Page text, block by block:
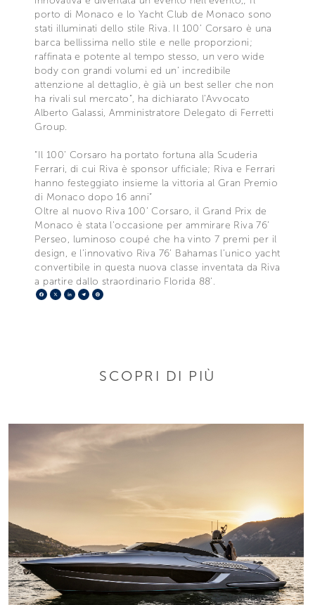
porto di Monaco e lo Yacht Club de Monaco sono
stati illuminati dello stile Riva. Il 100’ Corsaro è una
barca bellissima nello stile e nelle proporzioni;
raffinata e potente al tempo stesso, un vero wide
body con grandi volumi ed un’ incredibile
attenzione al dettaglio, è già un best seller che non
ha rivali sul mercato”, ha dichiarato l’Avvocato
Alberto Galassi, Amministratore Delegato di Ferretti
Group.
“Il 100’ Corsaro ha portato fortuna alla Scuderia
Ferrari, di cui Riva è sponsor ufficiale; Riva e Ferrari
hanno festeggiato insieme la vittoria al Gran Premio
di Monaco dopo 16 anni”
Oltre al nuovo Riva 100’ Corsaro, il Grand Prix de
Monaco è stata l’occasione per ammirare Riva 76’
Perseo, luminoso coupé che ha vinto 7 premi per il
design, e l’innovativo Riva 76’ Bahamas l’unico yacht
convertibile in questa nuova classe inventata da Riva
a partire dallo straordinario Florida 88’.
Facebook
X LinkedIn
Telegram
SCOPRI DI PIÙ